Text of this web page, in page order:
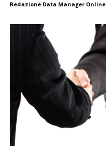
Redazione Data Manager Online